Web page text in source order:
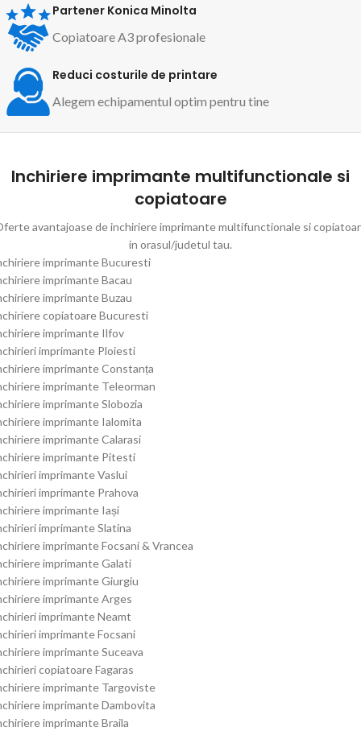
Partener Konica Minolta
Copiatoare A3 profesionale
Reduci costurile de printare
Alegem echipamentul optim pentru tine
Inchiriere imprimante multifunctionale si
copiatoare
avantajoase de inchiriere imprimante multifunctionale si
in orasul/judetul tau.
imprimante Bucuresti
imprimante Bacau
imprimante Buzau
copiatoare Bucuresti
imprimante Ilfov
imprimante Ploiesti
imprimante Constanța
imprimante Teleorman
imprimante Slobozia
imprimante Ialomita
imprimante Calarasi
imprimante Pitesti
imprimante Vaslui
imprimante Prahova
imprimante Iași
imprimante Slatina
imprimante Focsani & Vrancea
imprimante Galati
imprimante Giurgiu
imprimante Arges
imprimante Neamt
imprimante Focsani
imprimante Suceava
copiatoare Fagaras
imprimante Targoviste
imprimante Dambovita
imprimante Braila